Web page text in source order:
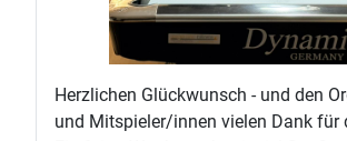
Herzlichen Glückwunsch - und den
und Mitspieler/innen vielen Dank für